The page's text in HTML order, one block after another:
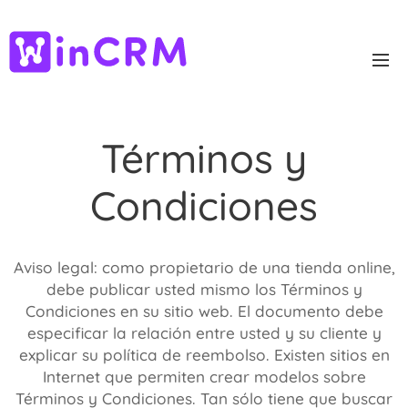
Términos y
Condiciones
Aviso legal: como propietario de una tienda online,
debe publicar usted mismo los Términos y
Condiciones en su sitio web. El documento debe
especificar la relación entre usted y su cliente y
explicar su política de reembolso. Existen sitios en
Internet que permiten crear modelos sobre
Términos y Condiciones. Tan sólo tiene que buscar